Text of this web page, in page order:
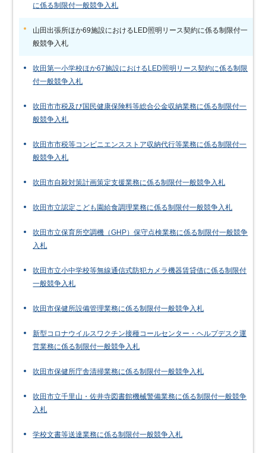
に係る制限付一般競争入札
山田出張所ほか69施設におけるLED照明リース契約に係る制限付一
般競争入札
吹田第一小学校ほか67施設におけるLED照明リース契約に係る制限
付一般競争入札
吹田市市税及び国民健康保険料等総合公金収納業務に係る制限付一
般競争入札
吹田市市税等コンビニエンスストア収納代行等業務に係る制限付一
般競争入札
吹田市自殺対策計画策定支援業務に係る制限付一般競争入札
吹田市立認定こども園給食調理業務に係る制限付一般競争入札
吹田市立保育所空調機（GHP）保守点検業務に係る制限付一般競争
入札
吹田市立小中学校等無線通信式防犯カメラ機器賃貸借に係る制限付
一般競争入札
吹田市保健所設備管理業務に係る制限付一般競争入札
新型コロナウイルスワクチン接種コールセンター・ヘルプデスク運
営業務に係る制限付一般競争入札
吹田市保健所庁舎清掃業務に係る制限付一般競争入札
吹田市立千里山・佐井寺図書館機械警備業務に係る制限付一般競争
入札
学校文書等送達業務に係る制限付一般競争入札